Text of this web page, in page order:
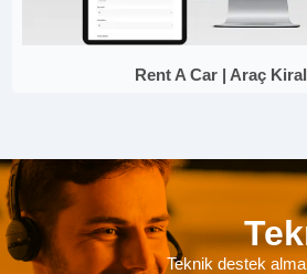
Rent A Car | Araç
Teknik destek